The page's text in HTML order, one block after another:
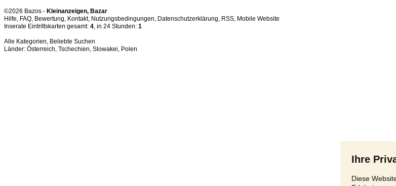
Ihre
Diese
©2026 Bazos - Kleinanzeigen, Bazar
Hilfe, FAQ, Bewertung, Kontakt, Nutzungsbedingungen, Datenschutzerklärung, RSS,
Inserate Eintrittskarten gesamt: 4, in 24 Stunden: 1
Alle Kategorien, Beliebte Suchen
Länder: Österreich, Tschechien, Slowakei, Polen